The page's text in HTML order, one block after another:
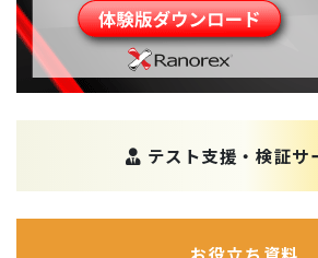
テスト支援・検証サ